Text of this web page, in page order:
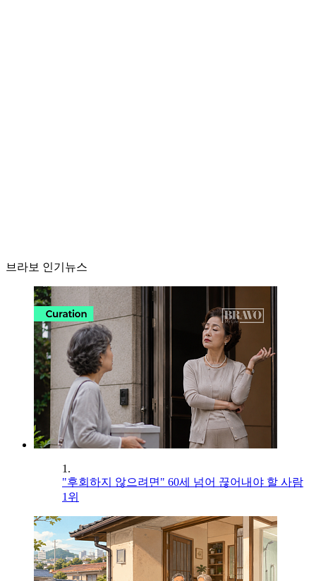
브라보 인기뉴스
1.
"후회하지 않으려면" 60세 넘어 끊어내야 할 사람
1위